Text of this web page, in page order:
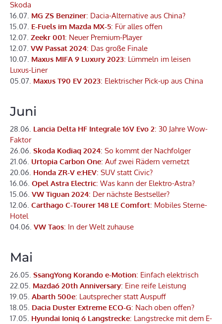
Skoda
16.07. MG ZS Benziner: Dacia-Alternative aus China?
15.07. E-Fuels im Mazda MX-5: Für alles offen
12.07. Zeekr 001: Neuer Premium-Player
12.07. VW Passat 2024: Das große Finale
10.07. Maxus MIFA 9 Luxury 2023: Lümmeln im leisen
Luxus-Liner
05.07. Maxus T90 EV 2023: Elektrischer Pick-up aus China
Juni
28.06. Lancia Delta HF Integrale 16V Evo 2: 30 Jahre Wow-
Faktor
26.06. Skoda Kodiaq 2024: So kommt der Nachfolger
21.06. Urtopia Carbon One: Auf zwei Rädern vernetzt
20.06. Honda ZR-V e:HEV: SUV statt Civic?
16.06. Opel Astra Electric: Was kann der Elektro-Astra?
15.06. VW Tiguan 2024: Der nächste Bestseller?
12.06. Carthago C-Tourer 148 LE Comfort: Mobiles Sterne-
Hotel
04.06. VW Taos: In der Welt zuhause
Mai
26.05. SsangYong Korando e-Motion: Einfach elektrisch
22.05. Mazda6 20th Anniversary: Eine reife Leistung
19.05. Abarth 500e: Lautsprecher statt Auspuff
18.05. Dacia Duster Extreme ECO-G: Nach oben offen?
17.05. Hyundai Ioniq 6 Langstrecke: Langstrecke mit dem E-